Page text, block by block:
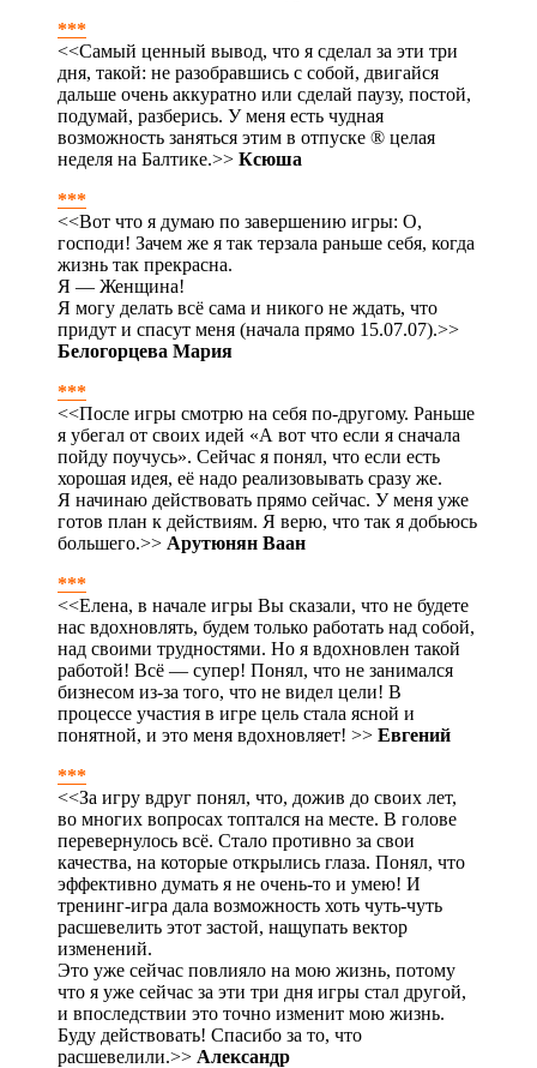
***
<<Самый ценный вывод, что я сделал за эти три
дня, такой: не разобравшись с собой, двигайся
дальше очень аккуратно или сделай паузу, постой,
подумай, разберись. У меня есть чудная
возможность заняться этим в отпуске ® целая
неделя на Балтике.>> Ксюша
***
<<Вот что я думаю по завершению игры: О,
господи! Зачем же я так терзала раньше себя, когда
жизнь так прекрасна.
Я — Женщина!
Я могу делать всё сама и никого не ждать, что
придут и спасут меня (начала прямо 15.07.07).>>
Белогорцева Мария
***
<<После игры смотрю на себя по-другому. Раньше
я убегал от своих идей «А вот что если я сначала
пойду поучусь». Сейчас я понял, что если есть
хорошая идея, её надо реализовывать сразу же.
Я начинаю действовать прямо сейчас. У меня уже
готов план к действиям. Я верю, что так я добьюсь
большего.>> Арутюнян Ваан
***
<<Елена, в начале игры Вы сказали, что не будете
нас вдохновлять, будем только работать над собой,
над своими трудностями. Но я вдохновлен такой
работой! Всё — супер! Понял, что не занимался
бизнесом из-за того, что не видел цели! В
процессе участия в игре цель стала ясной и
понятной, и это меня вдохновляет! >> Евгений
***
<<За игру вдруг понял, что, дожив до своих лет,
во многих вопросах топтался на месте. В голове
перевернулось всё. Стало противно за свои
качества, на которые открылись глаза. Понял, что
эффективно думать я не очень-то и умею! И
тренинг-игра дала возможность хоть чуть-чуть
расшевелить этот застой, нащупать вектор
изменений.
Это уже сейчас повлияло на мою жизнь, потому
что я уже сейчас за эти три дня игры стал другой,
и впоследствии это точно изменит мою жизнь.
Буду действовать! Спасибо за то, что
расшевелили.>> Александр